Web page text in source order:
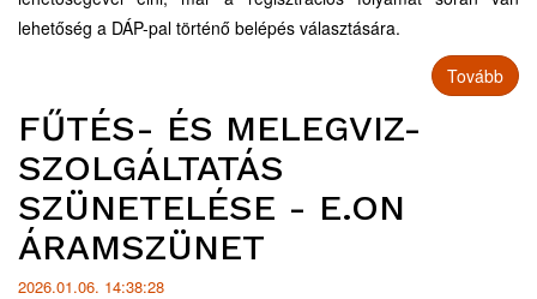
lehetőség a DÁP-pal történő belépés választására.
Tovább
FŰTÉS- ÉS MELEGVIZ-
SZOLGÁLTATÁS
SZÜNETELÉSE - E.ON
ÁRAMSZÜNET
2026.01.06. 14:38:28